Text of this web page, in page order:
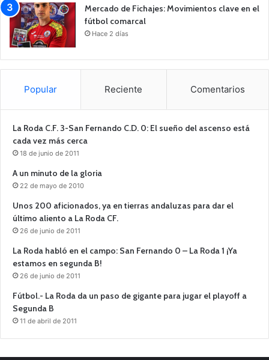
Mercado de Fichajes: Movimientos clave en el
fútbol comarcal
Hace 2 días
Popular Reciente Comentarios
La Roda C.F. 3-San Fernando C.D. 0: El sueño del ascenso está
cada vez más cerca
18 de junio de 2011
A un minuto de la gloria
22 de mayo de 2010
Unos 200 aficionados, ya en tierras andaluzas para dar el
último aliento a La Roda CF.
26 de junio de 2011
La Roda habló en el campo: San Fernando 0 – La Roda 1 ¡Ya
estamos en segunda B!
26 de junio de 2011
Fútbol.- La Roda da un paso de gigante para jugar el playoff a
Segunda B
11 de abril de 2011